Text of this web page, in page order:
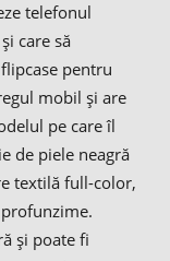
telefonul
care să
pentru
mobil și are
pe care îl
de piele neagră
textilă full-color,
și poate fi